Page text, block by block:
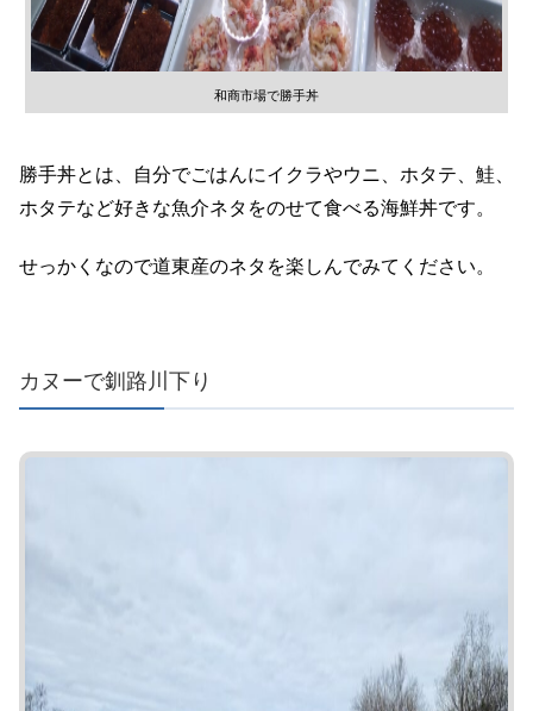
和商市場で勝手丼
勝手丼とは、自分でごはんにイクラやウニ、ホタテ、鮭、
ホタテなど好きな魚介ネタをのせて食べる海鮮丼です。
せっかくなので道東産のネタを楽しんでみてください。
カヌーで釧路川下り